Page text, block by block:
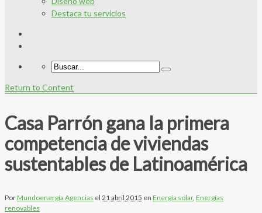
Destaca tu servicios
Return to Content
Casa Parrón gana la primera
competencia de viviendas
sustentables de Latinoamérica
PorMundoenergía Agencias el 21 abril 2015 en Energía solar, Energías
renovables